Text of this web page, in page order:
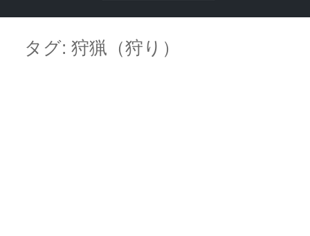
contentタグ: 狩猟（狩り）